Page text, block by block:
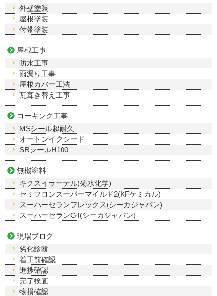
外壁塗装
屋根塗装
付帯塗装
屋根工事
防水工事
雨漏り工事
屋根カバー工法
瓦葺き替え工事
コーキング工事
MSシール超耐久
オートンイクシード
SRシールH100
無機塗料
キクスイラーテル(菊水化学)
セミフロンスーパーマイルド2(KFケミカル)
スーパーセランフレックス(シーカジャパン)
スーパーセランG4(シーカジャパン)
現場ブログ
劣化診断
着工前確認
進捗確認
完了検査
物損確認